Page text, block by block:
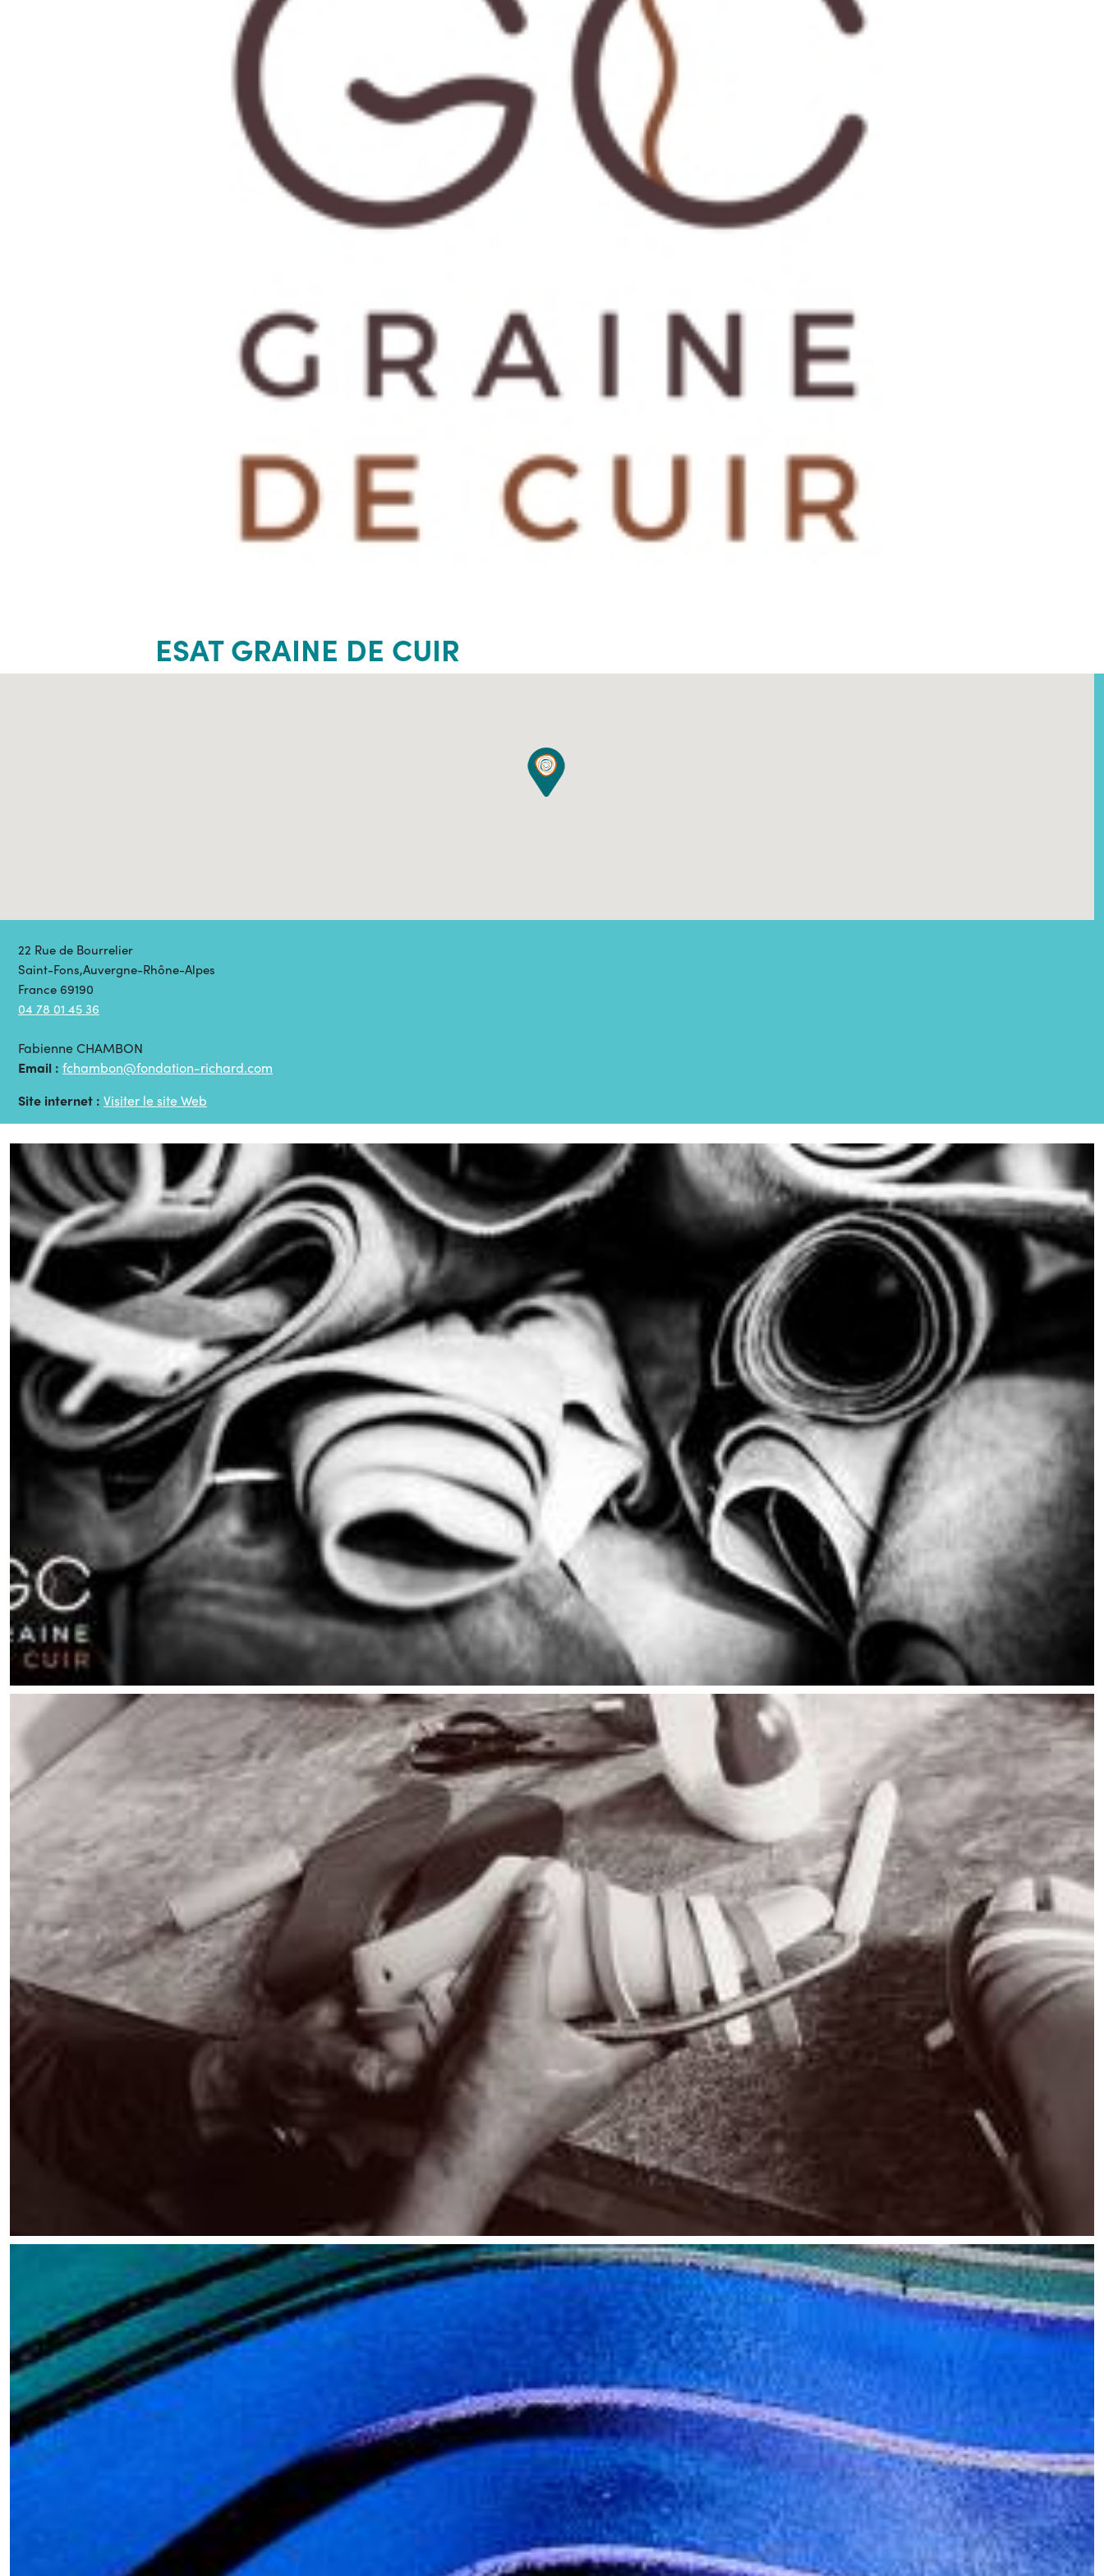
ESAT GRAINE DE CUIR
22 Rue de Bourrelier
Saint-Fons,Auvergne-Rhône-Alpes
France 69190
04 78 01 45 36
Fabienne CHAMBON
Email : fchambon@fondation-richard.com
Site internet : Visiter le site Web